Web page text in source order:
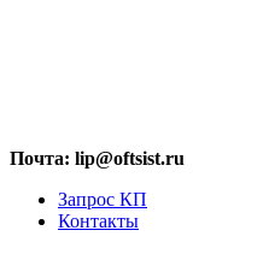
Почта: lip@oftsist.ru
Запрос КП
Контакты